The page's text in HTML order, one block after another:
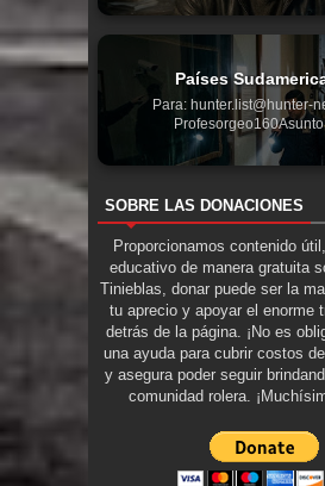
Países
Para: hunter.list@hunter-
SOBRE LAS DONACIONES
Proporcionamos contenido
educativo de manera gratuita
Tinieblas, donar puede ser la
tu aprecio y apoyar el enorme
detrás de la página. ¡No es
una ayuda para cubrir costos
y asegura poder seguir
comunidad rolera.